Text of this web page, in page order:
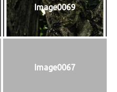
Image0069
Image0067